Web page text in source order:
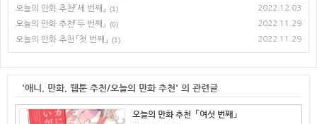
오늘의 만화 추천「세 번째」 (1) 2022.12.03
오늘의 만화 추천「두 번째」 (0) 2022.11.29
오늘의 만화 추천 「첫 번째」 (1) 2022.11.29
'애니, 만화, 웹툰 추천/오늘의 만화 추천' 의 관련글
오늘의 만화 추천「여섯 번째」